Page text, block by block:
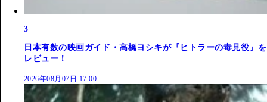
3
日本有数の映画ガイド・高橋ヨシキが『ヒトラーの毒見役』を
レビュー！
2026年08月07日 17:00